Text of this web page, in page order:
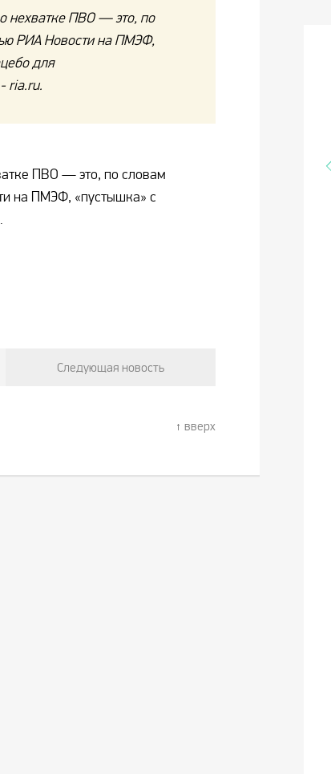
нехватке ПВО — это, по
РИА Новости на ПМЭФ,
для
ria.ru.
ПВО — это, по словам
на ПМЭФ, «пустышка» с
Следующая новость
вверх